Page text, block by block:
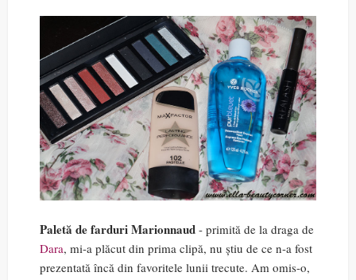
Paletă de farduri Marionnaud - primită de la draga de
Dara, mi-a plăcut din prima clipă, nu știu de ce n-a fost
prezentată încă din favoritele lunii trecute. Am omis-o,